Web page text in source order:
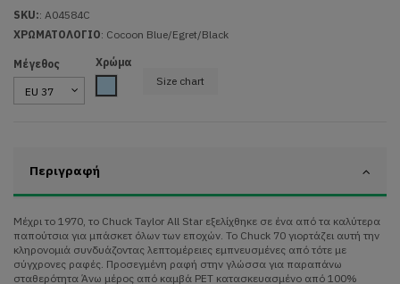
SKU:: A04584C
ΧΡΩΜΑΤΟΛΟΓΙΟ: Cocoon Blue/Egret/Black
Μέγεθος
Χρώμα
Size chart
Περιγραφή
Μέχρι το 1970, το Chuck Taylor All Star εξελίχθηκε σε ένα από τα καλύτερα
παπούτσια για μπάσκετ όλων των εποχών. Το Chuck 70 γιορτάζει αυτή την
κληρονομιά συνδυάζοντας λεπτομέρειες εμπνευσμένες από τότε με
σύγχρονες ραφές. Προσεγμένη ραφή στην γλώσσα για παραπάνω
σταθερότητα Άνω μέρος από καμβά PET κατασκευασμένο από 100%